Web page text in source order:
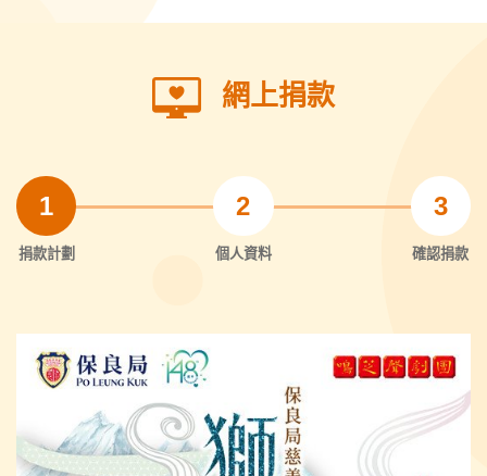
網上捐款
1
捐款計劃
2
個人資料
3
確認捐款